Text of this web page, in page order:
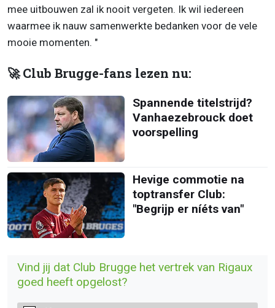
mee uitbouwen zal ik nooit vergeten. Ik wil iedereen
waarmee ik nauw samenwerkte bedanken voor de vele
mooie momenten. "
🚀 Club Brugge-fans lezen nu:
Spannende titelstrijd?
Vanhaezebrouck doet
voorspelling
Hevige commotie na
toptransfer Club:
"Begrijp er níéts van"
Vind jij dat Club Brugge het vertrek van Rigaux
goed heeft opgelost?